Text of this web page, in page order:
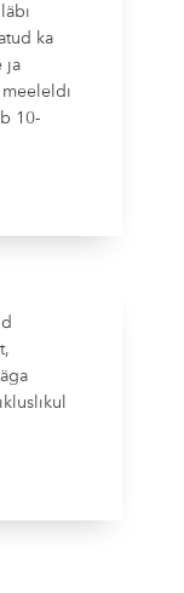
ka
ja
meeleldi
10-